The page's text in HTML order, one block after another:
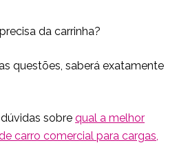
da carrinha?
questões, saberá exatamente
sobre qual a melhor
carro comercial para cargas,